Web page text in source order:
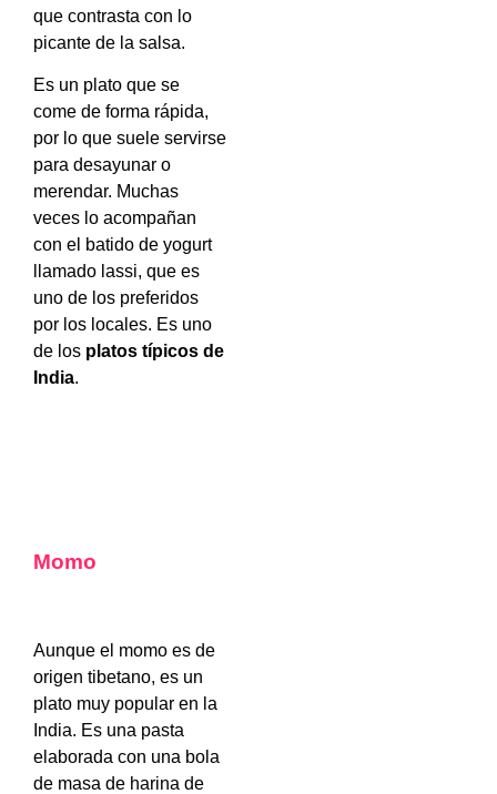
que contrasta con lo
picante de la salsa.
Es un plato que se
come de forma rápida,
por lo que suele servirse
para desayunar o
merendar. Muchas
veces lo acompañan
con el batido de yogurt
llamado lassi, que es
uno de los preferidos
por los locales. Es uno
de los platos típicos de
India.
Momo
Aunque el momo es de
origen tibetano, es un
plato muy popular en la
India. Es una pasta
elaborada con una bola
de masa de harina de